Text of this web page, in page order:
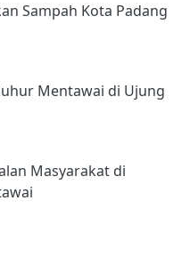
Sampah Kota Padang
Mentawai di Ujung
Masyarakat di